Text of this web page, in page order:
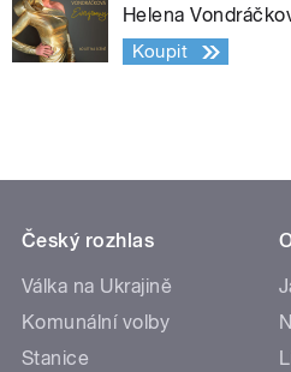
Helena
Koupit
Český rozhlas
Válka na Ukrajině
Komunální volby
Stanice